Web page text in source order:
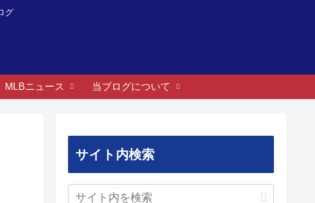
グ
MLBニュース 当ブログについて
サイト内検索